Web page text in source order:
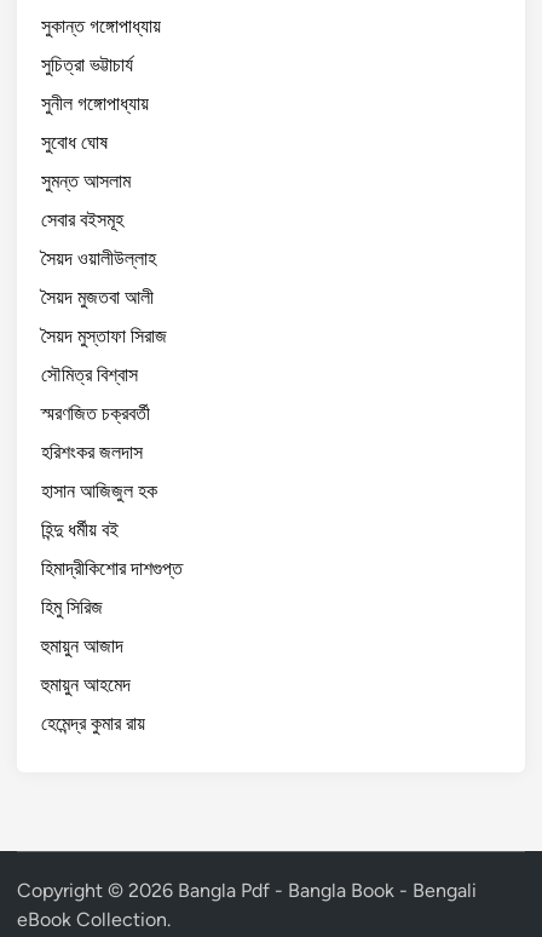
সুকান্ত গঙ্গোপাধ্যায়
সুচিত্রা ভট্টাচার্য
সুনীল গঙ্গোপাধ্যায়
সুবোধ ঘোষ
সুমন্ত আসলাম
সেবার বইসমূহ
সৈয়দ ওয়ালীউল্লাহ
সৈয়দ মুজতবা আলী
সৈয়দ মুস্তাফা সিরাজ
সৌমিত্র বিশ্বাস
স্মরণজিত চক্রবর্তী
হরিশংকর জলদাস
হাসান আজিজুল হক
হিন্দু ধর্মীয় বই
হিমাদ্রীকিশোর দাশগুপ্ত
হিমু সিরিজ
হুমায়ুন আজাদ
হুমায়ুন আহমেদ
হেমেন্দ্র কুমার রায়
Copyright © 2026 Bangla Pdf - Bangla Book - Bengali
eBook Collection.